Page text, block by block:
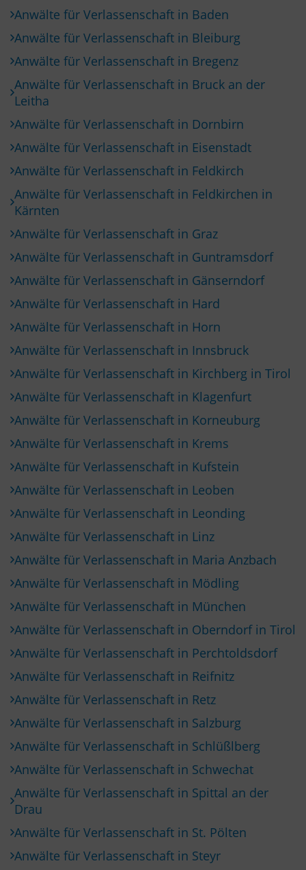
Anwälte für Verlassenschaft in Baden
Anwälte für Verlassenschaft in Bleiburg
Anwälte für Verlassenschaft in Bregenz
Anwälte für Verlassenschaft in Bruck an der
Leitha
Anwälte für Verlassenschaft in Dornbirn
Anwälte für Verlassenschaft in Eisenstadt
Anwälte für Verlassenschaft in Feldkirch
Anwälte für Verlassenschaft in Feldkirchen in
Kärnten
Anwälte für Verlassenschaft in Graz
Anwälte für Verlassenschaft in Guntramsdorf
Anwälte für Verlassenschaft in Gänserndorf
Anwälte für Verlassenschaft in Hard
Anwälte für Verlassenschaft in Horn
Anwälte für Verlassenschaft in Innsbruck
Anwälte für Verlassenschaft in Kirchberg in Tirol
Anwälte für Verlassenschaft in Klagenfurt
Anwälte für Verlassenschaft in Korneuburg
Anwälte für Verlassenschaft in Krems
Anwälte für Verlassenschaft in Kufstein
Anwälte für Verlassenschaft in Leoben
Anwälte für Verlassenschaft in Leonding
Anwälte für Verlassenschaft in Linz
Anwälte für Verlassenschaft in Maria Anzbach
Anwälte für Verlassenschaft in Mödling
Anwälte für Verlassenschaft in München
Anwälte für Verlassenschaft in Oberndorf in Tirol
Anwälte für Verlassenschaft in Perchtoldsdorf
Anwälte für Verlassenschaft in Reifnitz
Anwälte für Verlassenschaft in Retz
Anwälte für Verlassenschaft in Salzburg
Anwälte für Verlassenschaft in Schlüßlberg
Anwälte für Verlassenschaft in Schwechat
Anwälte für Verlassenschaft in Spittal an der
Drau
Anwälte für Verlassenschaft in St. Pölten
Anwälte für Verlassenschaft in Steyr